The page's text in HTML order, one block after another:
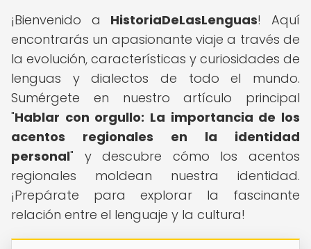
¡Bienvenido a HistoriaDeLasLenguas! Aquí
encontrarás un apasionante viaje a través de
la evolución, características y curiosidades de
lenguas y dialectos de todo el mundo.
Sumérgete en nuestro artículo principal
"Hablar con orgullo: La importancia de los
acentos regionales en la identidad
personal" y descubre cómo los acentos
regionales moldean nuestra identidad.
¡Prepárate para explorar la fascinante
relación entre el lenguaje y la cultura!